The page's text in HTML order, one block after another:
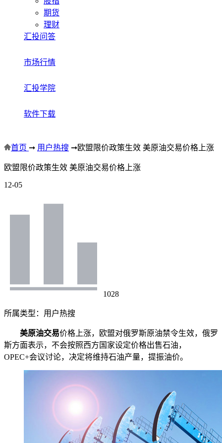
期货
理财
汇投问答
市场行情
汇投学院
软件下载
首页 ➞ 用户热搜 ➞欧盟限价政策生效 美原油交易价格上涨
欧盟限价政策生效 美原油交易价格上涨
12-05
1028
所属类型： 用户热搜
美原油交易价格上涨，欧盟对俄罗斯原油禁令生效，俄罗
斯方面表示，不会按照西方国家设定价格出售石油，
OPEC+会议讨论，决定将维持石油产量，提振油价。